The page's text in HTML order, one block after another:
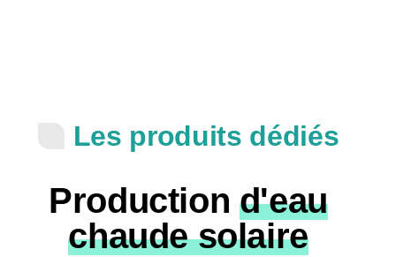
Les produits dédiés
Production d'eau
chaude solaire